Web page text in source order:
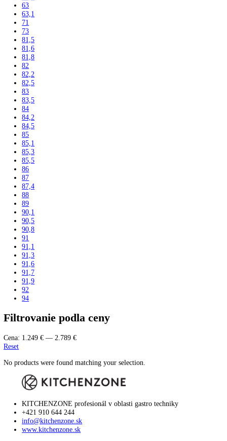
201
201,1
201,8
202
202,7
203
203,2
203,9
204
204,4
206
206,4
207,2
212
215
216
216,1
33
34
36
42
44,1
44,8
45
45,4
48,8
51
55,3
59,5
61
61,2
63,1
71
73
81,5
81,8
82,2
82,5
83
83,5
84
84,2